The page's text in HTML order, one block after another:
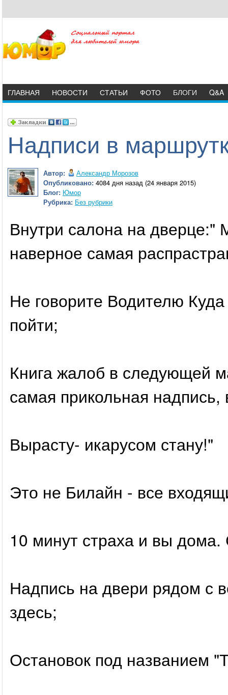
ГЛАВНАЯ НОВОСТИ СТАТЬИ ФОТО БЛОГИ Q&A
Надписи в
Автор:
Александр Морозов
Опубликовано: 4084 дня назад (24 января 2015)
Блог: Юмор
Рубрика: Без рубрики
Внутри салона на дверце:"
наверное самая
Не говорите Водителю
пойти;
Книга жалоб в следующей
самая прикольная
Вырасту- икарусом стану!"
Это не Билайн - все
10 минут страха и вы дома.
Надпись на двери рядом с
здесь;
Остановок под названием